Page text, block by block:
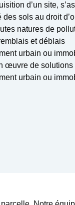
d’un site,
sols au droit
natures de
et déblais
urbain ou
œuvre de
urbain ou